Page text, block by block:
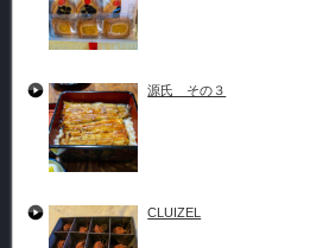
源氏 その３
CLUIZEL